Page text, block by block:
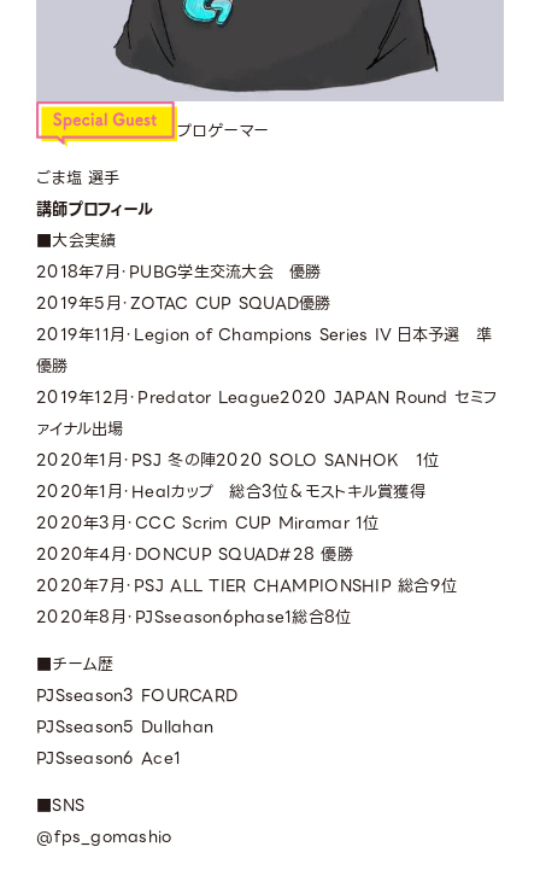
プロゲーマー
ごま塩 選手
講師プロフィール
■大会実績
2018年7月・PUBG学生交流大会 優勝
2019年5月・ZOTAC CUP SQUAD優勝
2019年11月・Legion of Champions Series IV 日本予選 準
優勝
2019年12月・Predator League2020 JAPAN Round セミフ
ァイナル出場
2020年1月・PSJ 冬の陣2020 SOLO SANHOK 1位
2020年1月・Healカップ 総合3位＆モストキル賞獲得
2020年3月・CCC Scrim CUP Miramar 1位
2020年4月・DONCUP SQUAD#28 優勝
2020年7月・PSJ ALL TIER CHAMPIONSHIP 総合9位
2020年8月・PJSseason6phase1総合8位
■チーム歴
PJSseason3 FOURCARD
PJSseason5 Dullahan
PJSseason6 Ace1
■SNS
@fps_gomashio